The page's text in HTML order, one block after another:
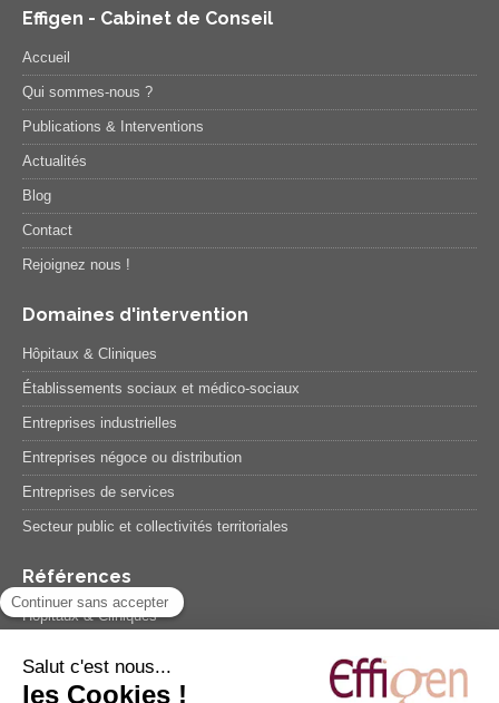
Effigen - Cabinet de Conseil
Accueil
Qui sommes-nous ?
Publications & Interventions
Actualités
Blog
Contact
Rejoignez nous !
Domaines d'intervention
Hôpitaux & Cliniques
Établissements sociaux et médico-sociaux
Entreprises industrielles
Entreprises négoce ou distribution
Entreprises de services
Secteur public et collectivités territoriales
Références
Hôpitaux & Cliniques
Entreprises industrielles